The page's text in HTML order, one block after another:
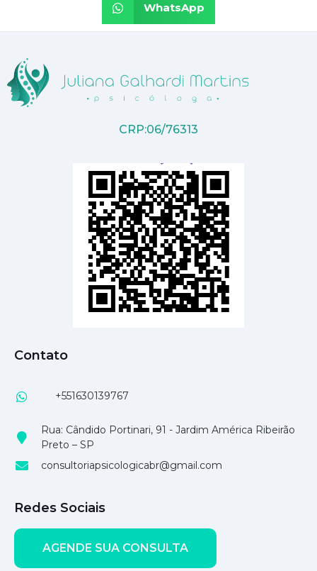
WhatsApp
CRP:06/76313
Contato
+551630139767
Rua: Cândido Portinari, 91 - Jardim América Ribeirão
Preto – SP
consultoriapsicologicabr@gmail.com
Redes Sociais
AGENDE SUA CONSULTA